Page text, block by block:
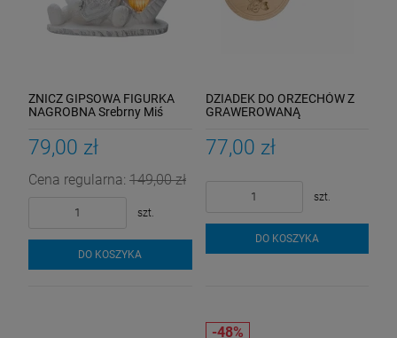
ZNICZ GIPSOWA FIGURKA
NAGROBNA Srebrny Miś
Latarenka
79,00 zł
Cena regularna: 149,00 zł
szt.
DO KOSZYKA
DZIADEK DO ORZECHÓW Z
GRAWEROWANĄ
URODZINY IMIENINY
77,00 zł
szt.
DO KOSZYKA